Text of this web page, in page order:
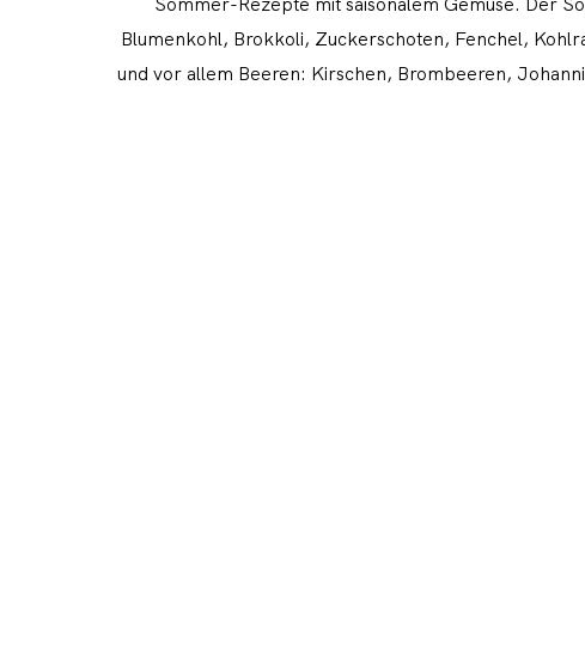
Blumenkohl, Brokkoli, Zuckerschoten, Fenchel,
und vor allem Beeren: Kirschen, Brombeeren,